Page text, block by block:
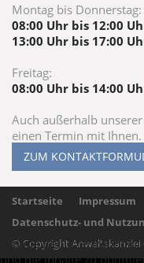
Montag bis Donnerstag:
08:00 Uhr bis 12:00
13:00 Uhr bis 17:00
Freitag:
08:00 Uhr bis 14:00
Auch außerhalb
einen Termin mit Ihnen.
ZUM
Startseite
Impressum
Datenschutz- und
© Copyright Anwaltskanzlei
Um die
und die Inhalte zu